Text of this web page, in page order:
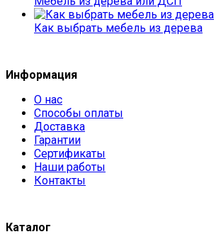
Как выбрать мебель из дерева
Информация
О нас
Способы оплаты
Доставка
Гарантии
Сертификаты
Наши работы
Контакты
Каталог